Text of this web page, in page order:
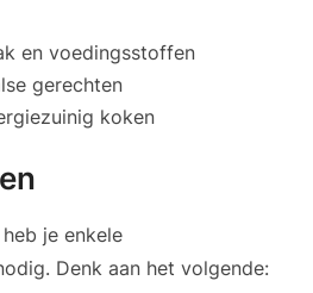
en voedingsstoffen
gerechten
koken
je enkele
Denk aan het volgende: